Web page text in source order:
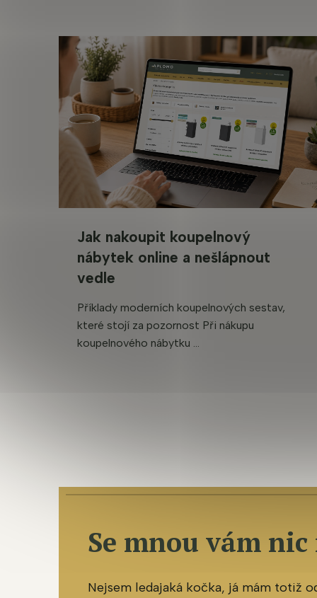
Jak nakoupit koupelnový
nábytek online a nešlápnout
vedle
Příklady moderních koupelnových sestav,
které stojí za pozornost Při nákupu
koupelnového nábytku ...
Se mnou vám
Nejsem ledajaká kočka, já mám totiž